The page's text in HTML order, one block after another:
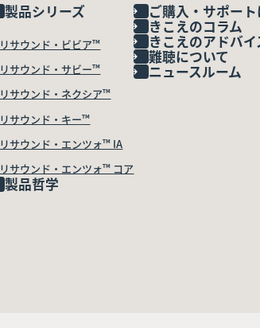
製品シリーズ
リサウンド・ビビア™
リサウンド・サビー™
リサウンド・ネクシア™
リサウンド・キー™
リサウンド・エンツォ™ IA
リサウンド・エンツォ™ コア
製品哲学
ご購入・サポー
きこえのコラム
きこえのアドバイ
難聴について
ニュースルーム